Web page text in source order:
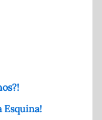
Esquina!